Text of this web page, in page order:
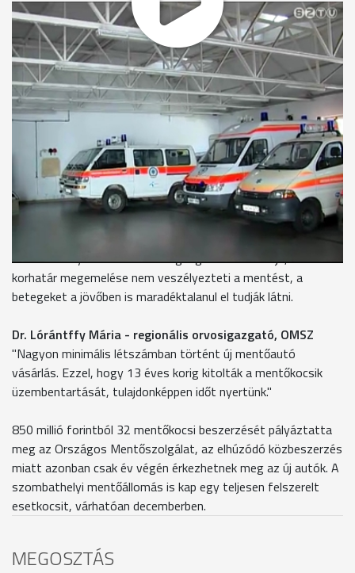
Tavaly márciusban érte baleset ezt a mentőt. Egy
szabálytalan autós hajtott ki elé a Vörösmarty utcában, a
sofőr félrerántotta a kormányt és egy oszlopnak ütköztek.
Jellemzően a figyelmetlen közlekedők és az elsőbbségadás
elmulasztása okozza a baleseteket, a mentő esetleges
műszaki problémája miatt még sohasem történt hasonló.
Vas megyében 26 autót használnak mentésre. Vannak köztük
egészen újak, de olyanok is, amelyek már 4-500 ezer
kilométert futottak. A kisebb hibákat a mentőállomás
műhelyében a szerelők javítják ki, de a törvényi előírás szerint
a járművek - típustól függően - bizonyos megtett kilométer
után műszaki felülvizsgálaton kell hogy átessenek, ezt
szigorúan be is tartják. Új kocsi már régóta nem érkezett ide
Szombathelyre sem. Az orvosigazgató azt mondja, a
korhatár megemelése nem veszélyezteti a mentést, a
betegeket a jövőben is maradéktalanul el tudják látni.
Dr. Lórántffy Mária - regionális orvosigazgató, OMSZ
"Nagyon minimális létszámban történt új mentőautó
vásárlás. Ezzel, hogy 13 éves korig kitolták a mentőkocsik
üzembentartását, tulajdonképpen időt nyertünk."
850 millió forintból 32 mentőkocsi beszerzését pályáztatta
meg az Országos Mentőszolgálat, az elhúzódó közbeszerzés
miatt azonban csak év végén érkezhetnek meg az új autók. A
szombathelyi mentőállomás is kap egy teljesen felszerelt
esetkocsit, várhatóan decemberben.
MEGOSZTÁS